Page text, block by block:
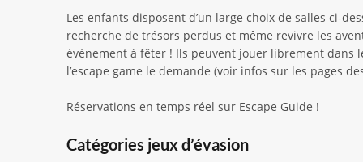
Les enfants disposent d’un large choix de salles ci-
recherche de trésors perdus et même revivre les
événement à fêter ! Ils peuvent jouer librement dans
l’escape game le demande (voir infos sur les pages
Réservations en temps réel sur Escape Guide !
Catégories jeux d’évasion